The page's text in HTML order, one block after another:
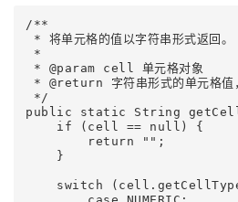
/**
* 将单元格的值以字符串形式返回。
*
* @param cell 单元格对象
* @return 字符串形式的单元格值
*/
public static String
    if (cell == null) {
        return "";
    }
switch